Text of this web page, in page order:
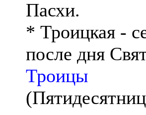
Пасхи.
* Троицкая -
после дня
Троицы